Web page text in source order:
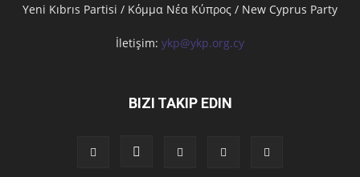
Υeni Kıbrıs Partisi / Κόμμα Νέα Κύπρος / New Cyprus Party
İletişim: ykp@ykp.org.cy
BIZI TAKIP EDIN